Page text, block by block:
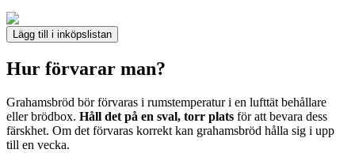
Lägg till i inköpslistan
Hur förvarar man?
Grahamsbröd bör förvaras i rumstemperatur i en lufttät behållare
eller brödbox. Håll det på en sval, torr plats för att bevara dess
färskhet. Om det förvaras korrekt kan grahamsbröd hålla sig i upp
till en vecka.